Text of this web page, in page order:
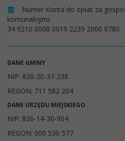
Numer Konta do opłat za
komunalnymi:
34 9210 0008 0019 2239 2000 0780
DANE GMINY
NIP: 826-20-37-238
REGON: 711 582 204
DANE URZĘDU MIEJSKIEGO
NIP: 826-14-30-904
REGON: 000 530 577